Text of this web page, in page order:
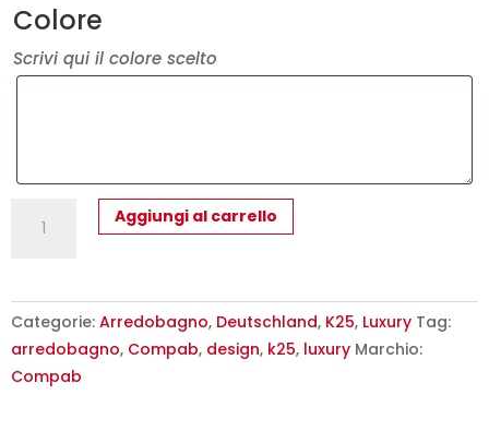
Colore
Scrivi qui il colore scelto
luxury
arredo
bagno
Aggiungi al carrello
Categorie: Arredobagno, Deutschland, K25, Luxury Tag:
arredobagno, Compab, design, k25, luxury Marchio:
Compab